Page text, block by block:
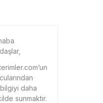
bilgiyi daha
sunmaktır.